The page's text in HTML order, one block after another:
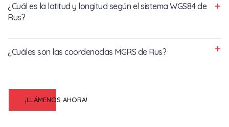
¿Cuál es la latitud y longitud según el sistema WGS84 de
Rus?
¿Cuáles son las coordenadas MGRS de Rus?
¡LLÁMENOS AHORA!